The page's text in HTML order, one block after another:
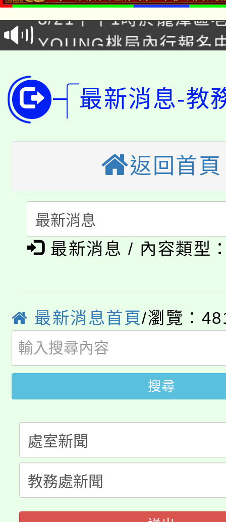
場熱烈登場!
8/21下午1時於龍潭區
徵才活動。
YOUNG桃局內行報名
開!
115年桃園市運動會8/
田徑場及游泳池舉行。
桃園市低收入戶享有免
視費優惠，中低收入戶
半價優惠，詳情可洽有
者。
大園自造教育及科技中
份教師增能研習
大溪自造教育及科技
份教師研習
淨零綠生活教案入校路
會
115年食農教育專業人
程
「本色祭」8/29、30在
8/21下午1時於龍潭區
局官網。
8月14至27日，桃園電
開!
115年桃園市運動會8/
田徑場及游泳池舉行。
桃園市低收入戶享有免
視費優惠，中低收入戶
半價優惠，詳情可洽有
者。
大園自造教育及科技
份教師研習
淨零綠生活教案入校路
會
115年食農教育專業人
程
最新消息-教
返回首頁
最新消息 / 內容類型
最新消息首頁/瀏覽：
搜尋